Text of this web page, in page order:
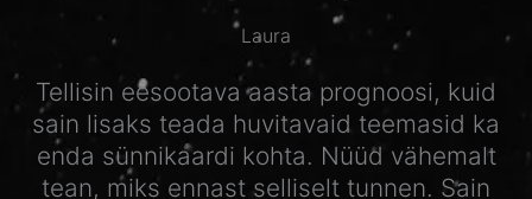
Laura
Tellisin eesootava aasta prognoosi, kuid
sain lisaks teada huvitavaid teemasid ka
enda sünnikaardi kohta. Nüüd vähemalt
tean, miks ennast selliselt tunnen. Sain